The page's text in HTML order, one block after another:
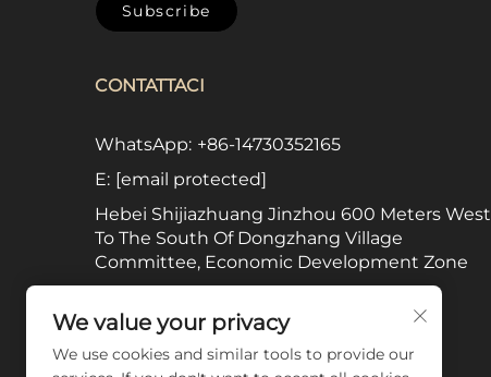
Subscribe
CONTATTACI
WhatsApp: +86-14730352165
E: [email protected]
Hebei Shijiazhuang Jinzhou 600 Meters West
To The South Of Dongzhang Village
Committee, Economic Development Zone
SEGUICI
We value your privacy
We use cookies and similar tools to provide our